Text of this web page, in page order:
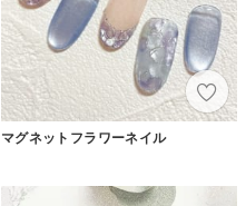
マグネットフラワーネイル